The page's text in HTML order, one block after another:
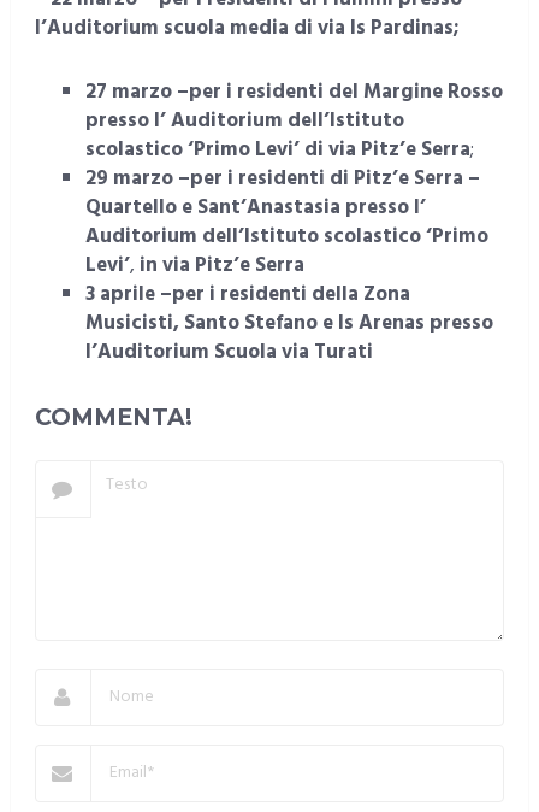
l’Auditorium scuola media di via Is Pardinas;
27 marzo –per i residenti del Margine Rosso
presso l’ Auditorium dell’Istituto
scolastico ‘Primo Levi’ di via Pitz’e Serra;
29 marzo –per i residenti di Pitz’e Serra –
Quartello e Sant’Anastasia presso l’
Auditorium dell’Istituto scolastico ‘Primo
Levi’, in via Pitz’e Serra
3 aprile –per i residenti della Zona
Musicisti, Santo Stefano e Is Arenas presso
l’Auditorium Scuola via Turati
COMMENTA!